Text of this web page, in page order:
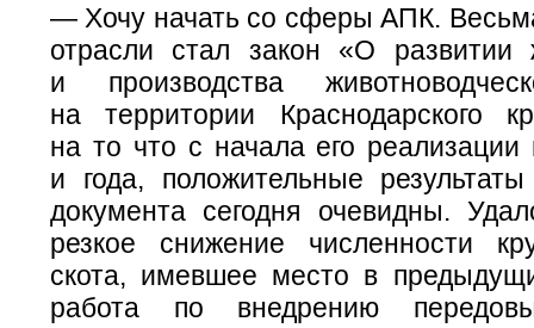
— Хочу начать со сферы АПК.
отрасли стал закон «О развитии
и производства
на территории Краснодарского
на то что с начала его
и года, положительные
документа сегодня очевидны.
резкое снижение численности
скота, имевшее место в
работа по внедрению